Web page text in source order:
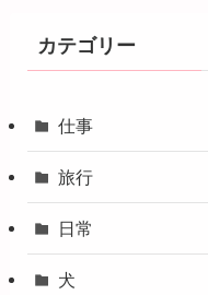
カテゴリー
仕事
旅行
日常
犬